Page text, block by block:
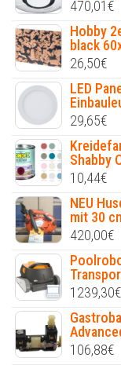
470,01€
Hobby
black
26,50€
LED
29,65€
Shabby
10,44€
NEU
mit 30
420,00€
1239,30€
106,88€